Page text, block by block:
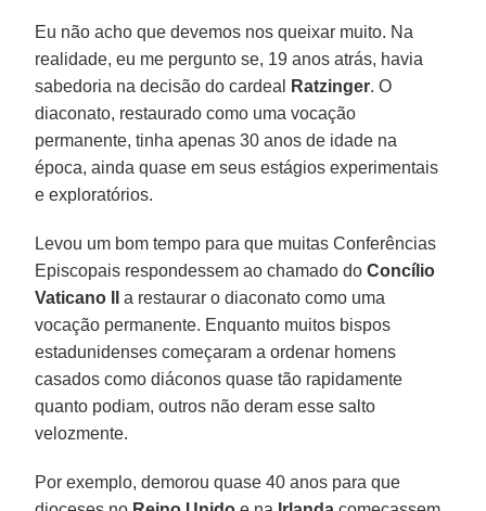
Eu não acho que devemos nos queixar muito. Na
realidade, eu me pergunto se, 19 anos atrás, havia
sabedoria na decisão do cardeal
Ratzinger. O
diaconato, restaurado como uma vocação
permanente, tinha apenas 30 anos de idade na
época, ainda quase em seus estágios experimentais
e exploratórios.
Levou um bom tempo para que muitas Conferências
Episcopais respondessem ao chamado doConcílio
Vaticano II
a restaurar o diaconato como uma
vocação permanente. Enquanto muitos bispos
estadunidenses começaram a ordenar homens
casados como diáconos quase tão rapidamente
quanto podiam, outros não deram esse salto
velozmente.
Por exemplo, demorou quase 40 anos para que